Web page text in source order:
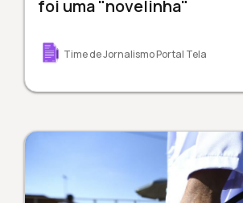
foi uma "novelinha"
Time de Jornalismo Portal Tela